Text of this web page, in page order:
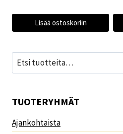
Lisää ostoskoriin
Etsi:
TUOTERYHMÄT
Ajankohtaista